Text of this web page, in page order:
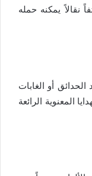
نقالاً يمكنه حمله
أو الغابات
المعنوية الرائعة